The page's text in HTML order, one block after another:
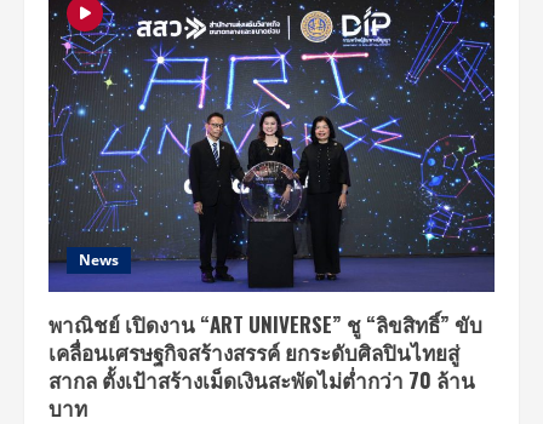
ภาพ
ใน
อดีต…
กาล
เวลา
ทำ
อะไร
‘พระเอก
อมตะ’
ไม่
ได้
จริงๆ!
News
พาณิชย์ เปิดงาน “ART UNIVERSE” ชู “ลิขสิทธิ์” ขับ
เคลื่อนเศรษฐกิจสร้างสรรค์ ยกระดับศิลปินไทยสู่
สากล ตั้งเป้าสร้างเม็ดเงินสะพัดไม่ต่ำกว่า 70 ล้าน
บาท